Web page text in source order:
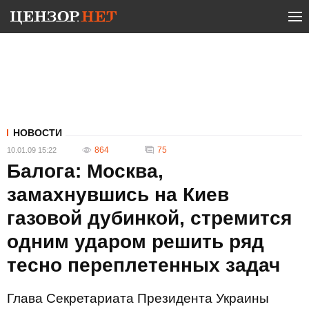
НОВОСТИ
10.01.09 15:22 864 75
Балога: Москва,
замахнувшись на Киев
газовой дубинкой, стремится
одним ударом решить ряд
тесно переплетенных задач
Глава Секретариата Президента Украины